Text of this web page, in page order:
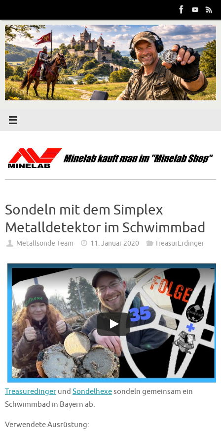
Inhalt
springen
Sondeln mit dem Simplex
Metalldetektor im Schwimmbad
Metallsonde Team 11. Januar 2020 TreasurErdinger
Treasuredinger und Sondelhexesondeln gemeinsam ein
Schwimmbad in Bayern ab.
Verwendete Ausrüstung: